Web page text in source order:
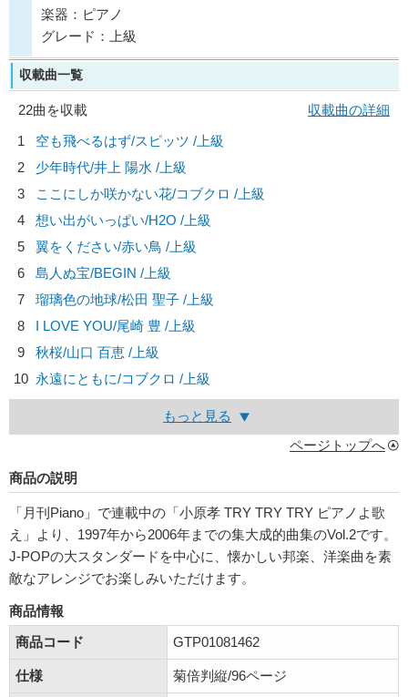
楽器：ピアノ
グレード：上級
収載曲一覧
22曲を収載
収載曲の詳細
1
空も飛べるはず/スピッツ /上級
2
少年時代/井上 陽水 /上級
3
ここにしか咲かない花/コブクロ /上級
4
想い出がいっぱい/H2O /上級
5
翼をください/赤い鳥 /上級
6
島人ぬ宝/BEGIN /上級
7
瑠璃色の地球/松田 聖子 /上級
8
I LOVE YOU/尾崎 豊 /上級
9
秋桜/山口 百恵 /上級
10 永遠にともに/コブクロ /上級
もっと見る
ページトップへ
商品の説明
「月刊Piano」で連載中の「小原孝 TRY TRY TRY ピアノよ歌
え」より、1997年から2006年までの集大成的曲集のVol.2です。
J-POPの大スタンダードを中心に、懐かしい邦楽、洋楽曲を素
敵なアレンジでお楽しみいただけます。
商品情報
商品コード
GTP01081462
仕様 菊倍判縦/96ページ